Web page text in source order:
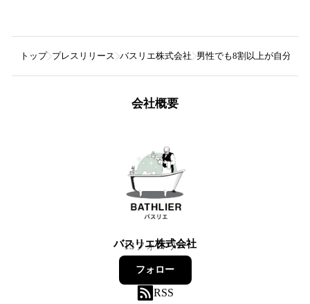
トップ プレスリリース バスリエ株式会社 男性でも8割以上が自分で
会社概要
バスリエ株式会社
13フォロワー
フォロー
RSS